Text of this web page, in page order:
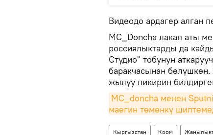
Видеодо ардагер алган
MC_Doncha лакап аты
россиялыктарды да
Студио" тобунун
баракчасынан
жылуу пикирин
MC_doncha менен
маегин төмөнкү
Кыргызстан Коом